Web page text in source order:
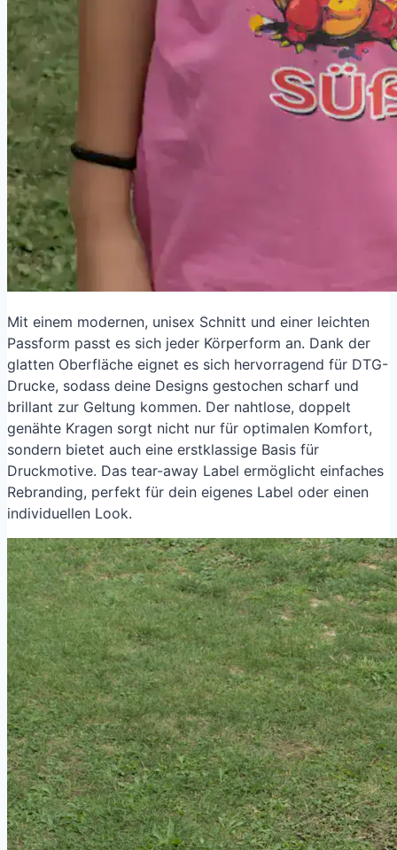
Mit einem modernen, unisex Schnitt und einer leichten
Passform passt es sich jeder Körperform an. Dank der
glatten Oberfläche eignet es sich hervorragend für DTG-
Drucke, sodass deine Designs gestochen scharf und
brillant zur Geltung kommen. Der nahtlose, doppelt
genähte Kragen sorgt nicht nur für optimalen Komfort,
sondern bietet auch eine erstklassige Basis für
Druckmotive. Das tear-away Label ermöglicht einfaches
Rebranding, perfekt für dein eigenes Label oder einen
individuellen Look.